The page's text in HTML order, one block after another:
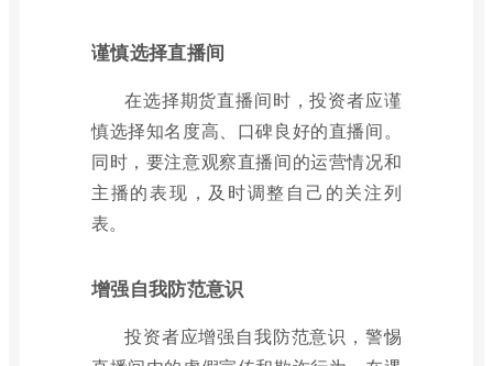
谨慎选择直播间
在选择期货直播间时，投资者应谨
慎选择知名度高、口碑良好的直播间。
同时，要注意观察直播间的运营情况和
主播的表现，及时调整自己的关注列
表。
增强自我防范意识
投资者应增强自我防范意识，警惕